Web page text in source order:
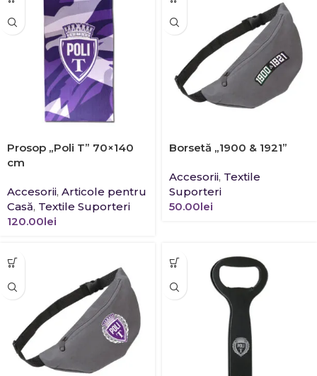
Prosop „Poli T” 70×140
cm
Accesorii, Articole pentru
Casă, Textile Suporteri
120.00lei
Borsetă „1900 & 1921”
Accesorii, Textile
Suporteri
50.00lei